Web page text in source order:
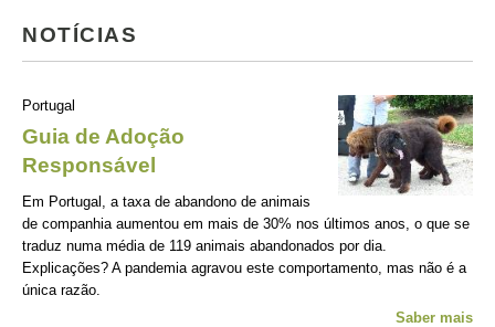
NOTÍCIAS
Portugal
Guia de Adoção
Responsável
Em Portugal, a taxa de abandono de animais
de companhia aumentou em mais de 30% nos últimos anos, o que se
traduz numa média de 119 animais abandonados por dia.
Explicações? A pandemia agravou este comportamento, mas não é a
única razão.
Saber mais